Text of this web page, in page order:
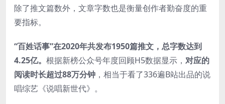
除了推文篇数外，文章字数也是衡量创作者勤奋度的重
要指标。
“百姓话事”在2020年共发布1950篇推文，总字数达到
4.25亿。 根据新榜公众号年度回顾H5数据显示， 对应的
阅读时长超过88万分钟 ，相当于看了336遍B站出品的说
唱综艺《说唱新世代》。